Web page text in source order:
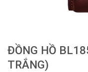
ĐỒNG HỒ
TRẮNG)